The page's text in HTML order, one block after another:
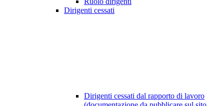
Dirigenti cessati
Dirigenti cessati dal rapporto di lavoro